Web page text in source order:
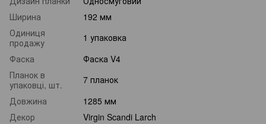
Ширина
192 мм
Одиниця
продажу
1 упаковка
Фаска
Фаска V4
Планок в
упаковці, шт.
7 планок
Довжина
1285 мм
Декор
Virgin Scandi Larch